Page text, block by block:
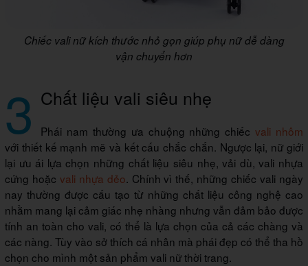
Chiếc vali nữ kích thước nhỏ gọn giúp phụ nữ dễ dàng
vận chuyển hơn
3 Chất liệu vali siêu nhẹ
Phái nam thường ưa chuộng những chiếcvali nhôm
với thiết kế mạnh mẽ và kết cấu chắc chắn. Ngược lại, nữ giới
lại ưu ái lựa chọn những chất liệu siêu nhẹ, vải dù, vali nhựa
cứng hoặc vali nhựa dẻo. Chính vì thế, những chiếc vali ngày
nay thường được cấu tạo từ những chất liệu công nghệ cao
nhằm mang lại cảm giác nhẹ nhàng nhưng vẫn đảm bảo được
tính an toàn cho vali, có thể là lựa chọn của cả các chàng và
các nàng. Tùy vào sở thích cá nhân mà phái đẹp có thể tha hồ
chọn cho mình một sản phẩm vali nữ thời trang.